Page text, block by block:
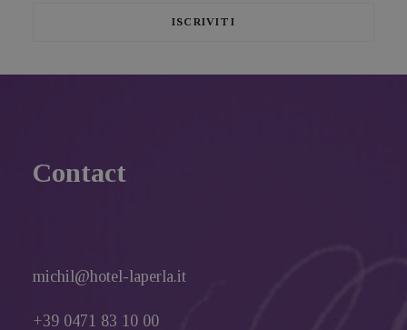
Contact
michil@hotel-laperla.it
+39 0471 83 10 00